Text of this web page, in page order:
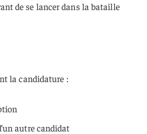
de se lancer dans la bataille
la candidature :
autre candidat